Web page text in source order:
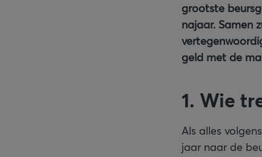
grootste
najaar. Samen
geld met de
1. Wie
Als alles
jaar naar de